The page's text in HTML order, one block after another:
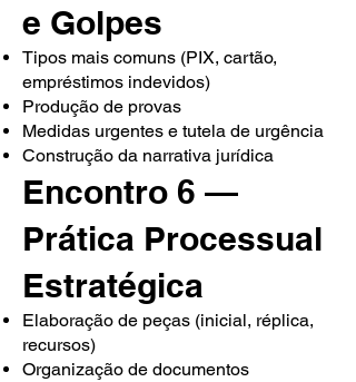
e Golpes
Tipos mais comuns (PIX, cartão,
empréstimos indevidos)
Produção de provas
Medidas urgentes e tutela de urgência
Construção da narrativa jurídica
Encontro 6 —
Prática Processual
Estratégica
Elaboração de peças (inicial, réplica,
recursos)
Organização de documentos